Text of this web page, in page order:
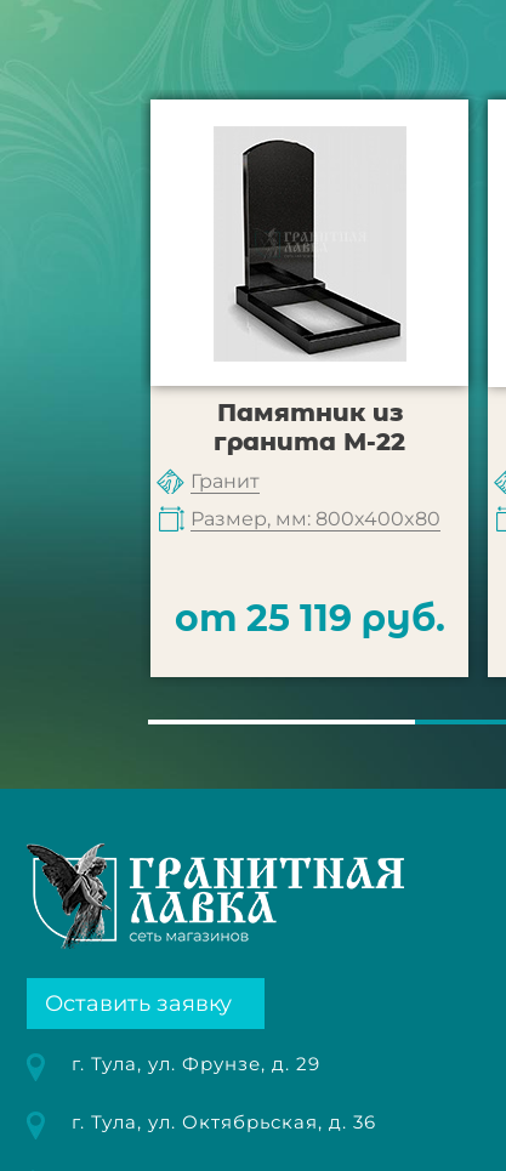
Памятник из
гранита М-22
Гранит
Размер, мм: 800x400x80
от 25 119 руб.
Оставить заявку
г. Тула, ул. Фрунзе, д. 29
г. Тула, ул. Октябрьская, д. 36